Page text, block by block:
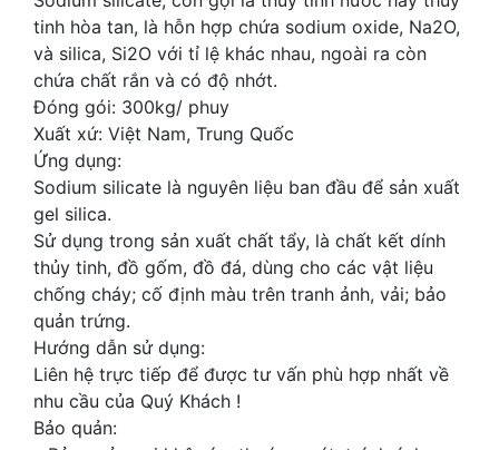
tinh hòa tan, là hỗn hợp chứa sodium oxide, Na2O,
và silica, Si2O với tỉ lệ khác nhau, ngoài ra còn
chứa chất rắn và có độ nhớt.
Đóng gói: 300kg/ phuy
Xuất xứ: Việt Nam, Trung Quốc
Ứng dụng:
Sodium silicate là nguyên liệu ban đầu để sản xuất
gel silica.
Sử dụng trong sản xuất chất tẩy, là chất kết dính
thủy tinh, đồ gốm, đồ đá, dùng cho các vật liệu
chống cháy; cố định màu trên tranh ảnh, vải; bảo
quản trứng.
Hướng dẫn sử dụng:
Liên hệ trực tiếp để được tư vấn phù hợp nhất về
nhu cầu của Quý Khách !
Bảo quản: